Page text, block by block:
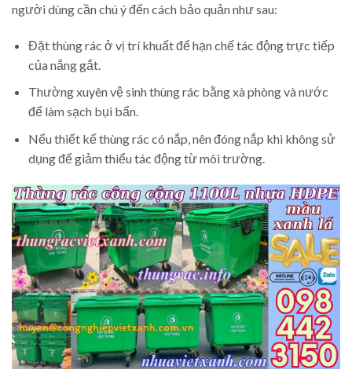
người dùng cần chú ý đến cách bảo quản như sau:
Đặt thùng rác ở vị trí khuất để hạn chế tác động trực tiếp
của nắng gắt.
Thường xuyên vệ sinh thùng rác bằng xà phòng và nước
để làm sạch bụi bẩn.
Nếu thiết kế thùng rác có nắp, nên đóng nắp khi không sử
dụng để giảm thiểu tác động từ môi trường.